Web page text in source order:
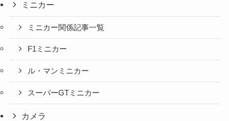
ミニカー
ミニカー関係記事一覧
F1ミニカー
ル・マンミニカー
スーパーGTミニカー
カメラ